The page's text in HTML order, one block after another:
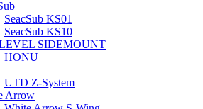
SeacSub KS01
SeacSub KS10
SIDEMOUNT
HONU
UTD Z-System
Arrow